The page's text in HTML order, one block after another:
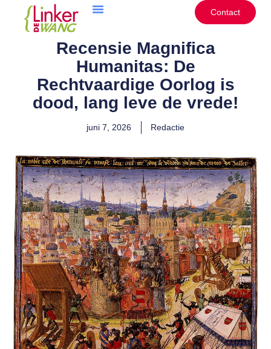
Contact
Recensie Magnifica
Humanitas: De
Rechtvaardige Oorlog is
dood, lang leve de vrede!
juni 7, 2026 Redactie